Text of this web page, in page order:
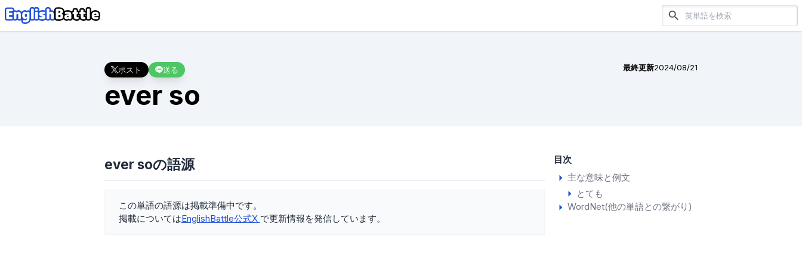
ポスト 送る 最終更新2024/08/21
ever so
目次
主な意味と例文
とても
WordNet(他の単語との繋がり)
ever soの語源
この単語の語源は掲載準備中です。
掲載についてはEnglishBattle公式X で更新情報を発信しています。